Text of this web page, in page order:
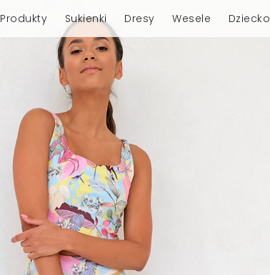
Produkty Sukienki Dresy Wesele Dziecko